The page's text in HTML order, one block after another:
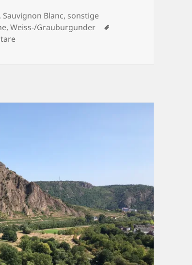
, Sauvignon Blanc, sonstige
,Weiss-/Grauburgunder
zu Die Wahrheit über die Nahe (2) – die Roten